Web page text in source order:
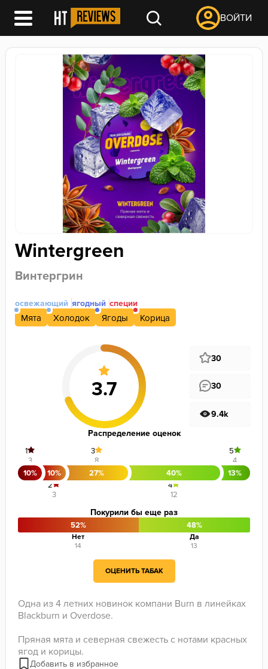
ВОЙТИ
Wintergreen
Винтергрин
освежающий ягодный специи
Мята Холодок Ягоды Корица
Одна из 4 летних новинок компани Burn в линейках
Blackburn и Overdose.
Пряная мята и северная свежесть с нотами красных
ягод и корицы.
30
30
9.4k
Распределение оценок
10%
1
3
10%
2
3
27%
3
8
40%
4
12
13%
5
4
Покурили бы еще раз
52%
Нет
14
48%
Да
13
ОЦЕНИТЬ ТАБАК